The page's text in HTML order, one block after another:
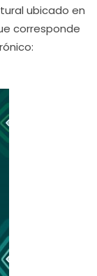
ubicado en
corresponde